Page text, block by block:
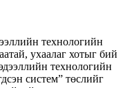
технологийн
ухаалаг хотыг бий
технологийн
систем” төслийг